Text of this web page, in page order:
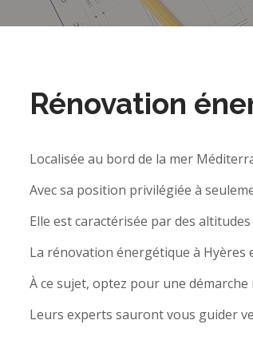
Rénovation
Localisée au bord de la mer
Avec sa position privilégiée à
Elle est caractérisée par des
La rénovation énergétique à
À ce sujet, optez pour une démarche
Leurs experts sauront vous guider